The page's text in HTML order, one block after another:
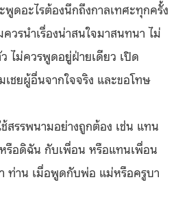
ดอะไรต้องนึกถึงกาลเทศะทุกครั้ง
วรนำเรื่องน่าสนใจมาสนทนา ไม่
ไม่ควรพูดอยู่ฝ่ายเดียว เปิด
ชยผู้อื่นจากใจจริง และขอโทษ
สรรพนามอย่างถูกต้อง เช่น แทน
รือดิฉัน กับเพื่อน หรือแทนเพื่อน
า ท่าน เมื่อพูดกับพ่อ แม่หรือครูบา